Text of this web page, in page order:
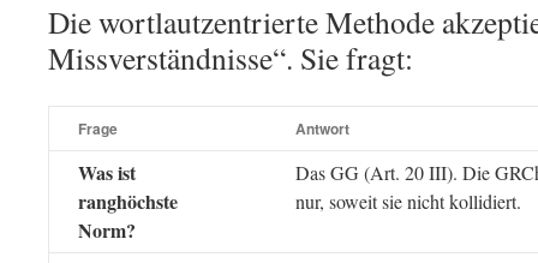
Die wortlautzentrierte Methode
Missverständnisse“. Sie fragt:
Frage Antwort
Was ist
ranghöchste
Norm?
Das GG (Art. 20 III). Die
nur, soweit sie nicht kollidiert.